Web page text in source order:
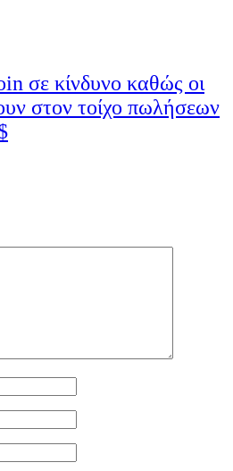
σε κίνδυνο καθώς οι
στον τοίχο πωλήσεων